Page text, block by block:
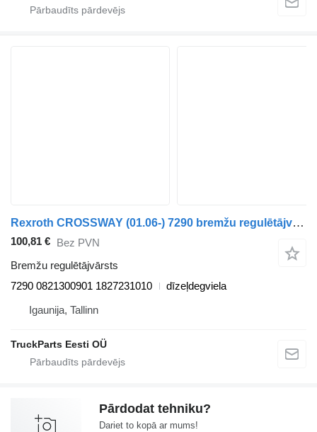
Rexroth CROSSWAY (01.06-) 7290 bremžu regulētājvārsts paredzēts Irisbus Arway, Crossway, Crealis, Magelys, Proway, Daily Tourys (2006-) autobusa
100,81 € Bez PVN
Bremžu regulētājvārsts
7290 0821300901 1827231010
dīzeļdegviela
Igaunija, Tallinn
TruckParts Eesti OÜ
Pārdodat tehniku?
Dariet to kopā ar mums!